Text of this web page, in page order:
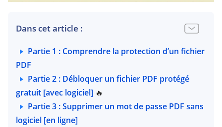
Dans cet article :
Partie 1 : Comprendre la protection d’un fichier
PDF
Partie 2 : Débloquer un fichier PDF protégé
gratuit [avec logiciel] 🔥
Partie 3 : Supprimer un mot de passe PDF sans
logiciel [en ligne]